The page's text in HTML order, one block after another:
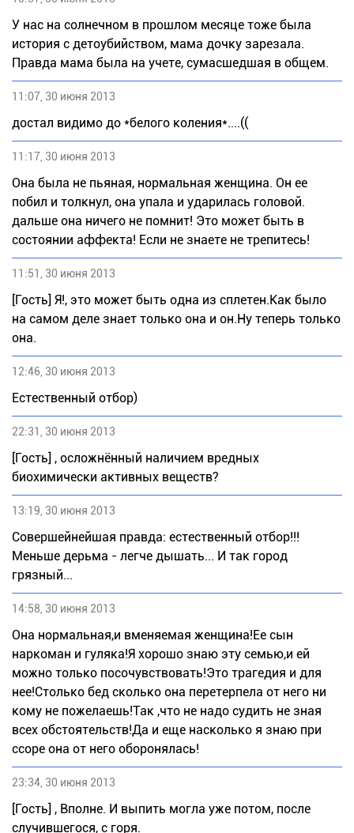
У нас на солнечном в прошлом месяце тоже была
история с детоубийством, мама дочку зарезала.
Правда мама была на учете, сумасшедшая в общем.
11:07, 30 июня 2013
достал видимо до *белого коления*....((
11:17, 30 июня 2013
Она была не пьяная, нормальная женщина. Он ее
побил и толкнул, она упала и ударилась головой.
дальше она ничего не помнит! Это может быть в
состоянии аффекта! Если не знаете не трепитесь!
11:51, 30 июня 2013
[Гость] Я!, это может быть одна из сплетен.Как было
на самом деле знает только она и он.Ну теперь только
она.
12:46, 30 июня 2013
Естественный отбор)
22:31, 30 июня 2013
[Гость] , осложнённый наличием вредных
биохимически активных веществ?
13:19, 30 июня 2013
Совершейнейшая правда: естественный отбор!!!
Меньше дерьма - легче дышать... И так город
грязный...
14:58, 30 июня 2013
Она нормальная,и вменяемая женщина!Ее сын
наркоман и гуляка!Я хорошо знаю эту семью,и ей
можно только посочувствовать!Это трагедия и для
нее!Столько бед сколько она перетерпела от него ни
кому не пожелаешь!Так ,что не надо судить не зная
всех обстоятельств!Да и еще насколько я знаю при
ссоре она от него оборонялась!
23:34, 30 июня 2013
[Гость] , Вполне. И выпить могла уже потом, после
случившегося, с горя.